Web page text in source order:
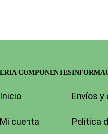
ERIA COMPONENTES
Inicio
Mi cuenta
Envíos y
Política